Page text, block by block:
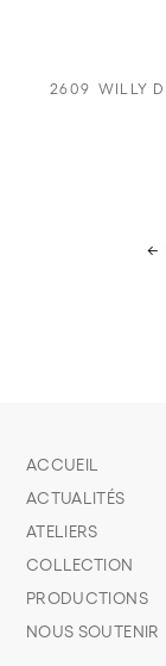
2609 WILLY
←
ACCUEIL
ACTUALITÉS
ATELIERS
COLLECTION
PRODUCTIONS
NOUS SOUTENIR